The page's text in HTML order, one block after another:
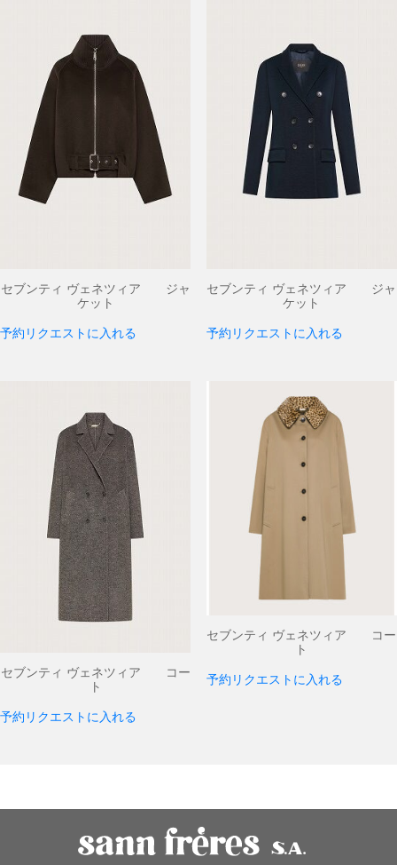
セブンティ ヴェネツィア ジャ
ケット
予約リクエストに入れる
セブンティ ヴェネツィア ジャ
ケット
予約リクエストに入れる
セブンティ ヴェネツィア コー
ト
予約リクエストに入れる
セブンティ ヴェネツィア コー
ト
予約リクエストに入れる